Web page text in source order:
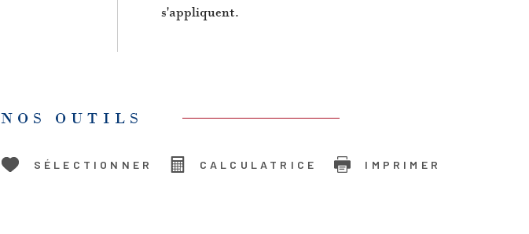
s'appliquent.
NOS OUTILS
SÉLECTIONNER CALCULATRICE IMPRIMER